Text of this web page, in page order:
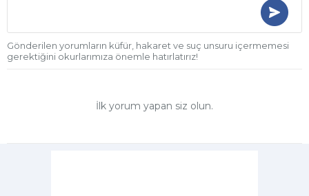
Gönderilen yorumların küfür, hakaret ve suç unsuru içermemesi
gerektiğini okurlarımıza önemle hatırlatırız!
İlk yorum yapan siz olun.